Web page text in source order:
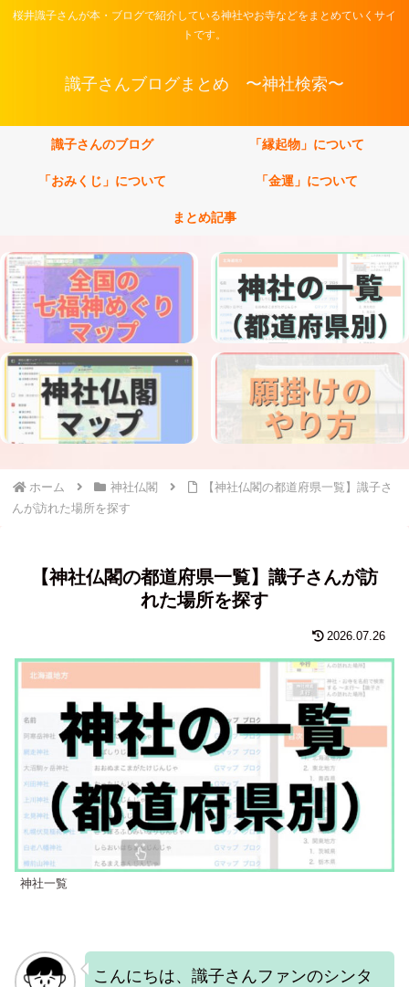
桜井識子さんが本・ブログで紹介している神社やお寺などをまとめていくサイ
トです。
識子さんブログまとめ 〜神社検索〜
識子さんのブログ 「縁起物」について
「おみくじ」について 「金運」について
まとめ記事
ホーム 神社仏閣
【神社仏閣の都道府県一覧】識子さ
んが訪れた場所を探す
【神社仏閣の都道府県一覧】識子さんが訪
れた場所を探す
2026.07.26
神社一覧
こんにちは、識子さんファンのシンタ